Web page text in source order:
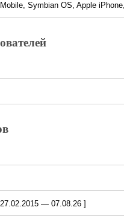
Symbian OS, Apple
— 07.08.26 ]